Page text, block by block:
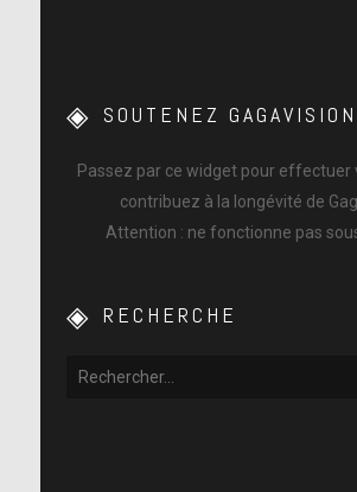
SOUTENEZ GAGAVISION
Passez par ce widget pour effectuer
contribuez à la longévité de
Attention : ne fonctionne pas
RECHERCHE